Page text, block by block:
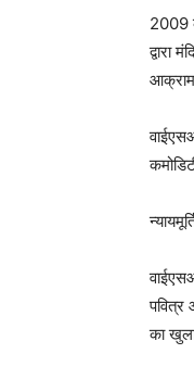
2009
द्वारा
पवित्र
का